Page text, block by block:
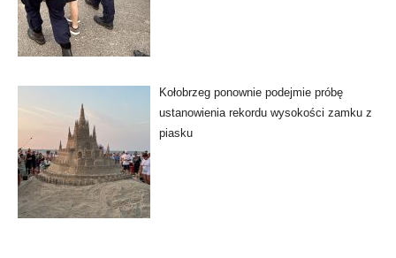
Kołobrzeg ponownie podejmie próbę
ustanowienia rekordu wysokości zamku z
piasku